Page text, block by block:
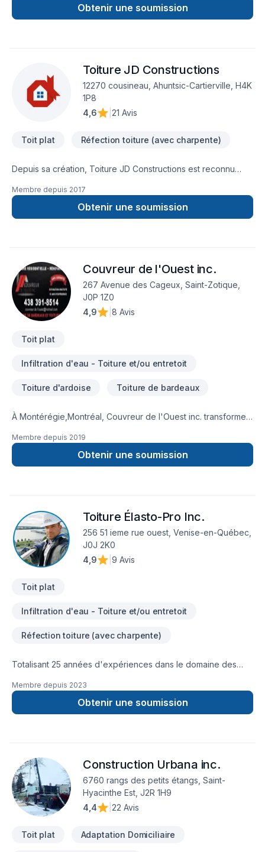
projet et pendant les nombreuses années où notre travail est
garanti. Que ce soit pour la construction d’une nouvelle
après-vente dans les meilleurs délais et nos prix sont
compétitifs. Avec l’équipe de Toitures Impex, vous optez
pour la tranquillité d’esprit!
Obtenir une soumission
Toiture JD Constructions
12270 cousineau, Ahuntsic-Cartierville, H4K
1P8
4,6
21 Avis
Toit plat Réfection toiture (avec charpente)
Depuis sa création, Toiture JD Constructions est reconnu
Estrie,Lanaudière,Laurentides,Montérégie avec passion et
professionnalisme. Nous privilégions la transparence,
l'écoute et l'efficacité pour bâtir des relations de confiance
sur vos besoins et vos aspirations.
Membre depuis 2017
Obtenir une soumission
Couvreur de l'Ouest inc.
267 Avenue des Cageux, Saint-Zotique,
J0P 1Z0
4,9
8 Avis
Toit plat
Infiltration d'eau - Toiture et/ou entretoit
Toiture d'ardoise Toiture de bardeaux
À Montérégie,Montréal, Couvreur de l'Ouest inc. transforme
unique dans le domaine de Toit plat, Toiture. Grâce à notre
approche centrée sur le client, nous proposons des solutions
adaptées à vos besoins spécifiques et à votre budget.
aspirations.
Membre depuis 2019
Obtenir une soumission
Toiture Élasto-Pro Inc.
256 51 ieme rue ouest, Venise-en-Québec,
J0J 2K0
4,9
9 Avis
Toit plat
Infiltration d'eau - Toiture et/ou entretoit
Réfection toiture (avec charpente)
Totalisant 25 années d'expériences dans le domaine des
possibilités par rapport a la réparation, la confection, ou
l'évaluation de de leurs toits. Nos couvreurs certifiés sont
des professionnels hors pair dans leur domaine.Nous
Membre depuis 2023
Obtenir une soumission
Construction Urbana inc.
6760 rangs des petits étangs, Saint-
Hyacinthe Est, J2R 1H9
4,4
22 Avis
Toit plat Adaptation Domiciliaire